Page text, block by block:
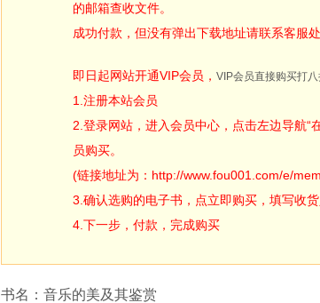
的邮箱查收文件。
成功付款，但没有弹出下载地址请联系客服
即日起网站开通VIP会员， VIP会员直接购买打
1.注册本站会员
2.登录网站，进入会员中心，点击左边导航“
员购买。
(链接地址为：http://www.fou001.com/e/
3.确认选购的电子书，点立即购买，填写收
4.下一步，付款，完成购买
书名：音乐的美及其鉴赏